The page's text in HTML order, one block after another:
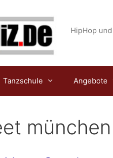
HipHop
Tanzschule Angebote
münchen